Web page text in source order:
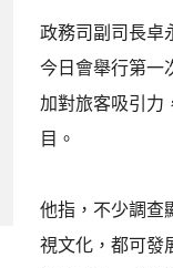
政務司副司長卓
今日會舉行第一
加對旅客吸引力
目。
他指，不少調查
視文化，都可發